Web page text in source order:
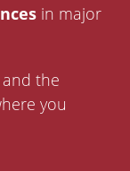
in major
the
you